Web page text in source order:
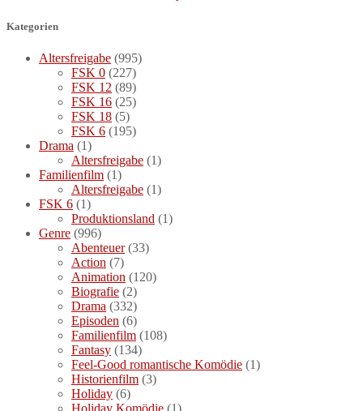
Kategorien
Altersfreigabe (995)
FSK 0 (227)
FSK 12 (89)
FSK 16 (25)
FSK 18 (5)
FSK 6 (195)
Drama (1)
Altersfreigabe (1)
Familienfilm (1)
Altersfreigabe (1)
FSK 6 (1)
Produktionsland (1)
Genre (996)
Abenteuer(33)
Action (7)
Animation (120)
Biografie (2)
Drama (332)
Episoden (6)
Familienfilm (108)
Fantasy (134)
Feel-Good romantische Komödie (1)
Historienfilm (3)
Holiday (6)
Holiday Komödie (1)